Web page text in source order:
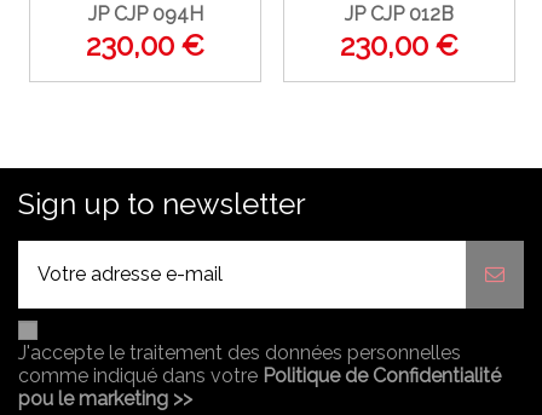
JP CJP 094H
230,00 €
JP CJP 012B
230,00 €
Sign up to newsletter
J'accepte le traitement des données personnelles
comme indiqué dans votre Politique de Confidentialité
pou le marketing >>